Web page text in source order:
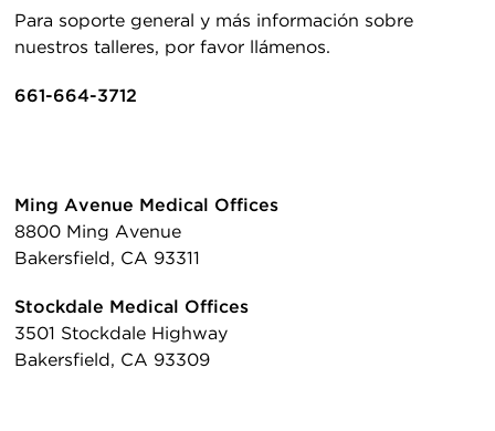
Para soporte general y más información sobre
nuestros talleres, por favor llámenos.
661-664-3712
Ming Avenue Medical Offices
8800 Ming Avenue
Bakersfield, CA 93311
Stockdale Medical Offices
3501 Stockdale Highway
Bakersfield, CA 93309